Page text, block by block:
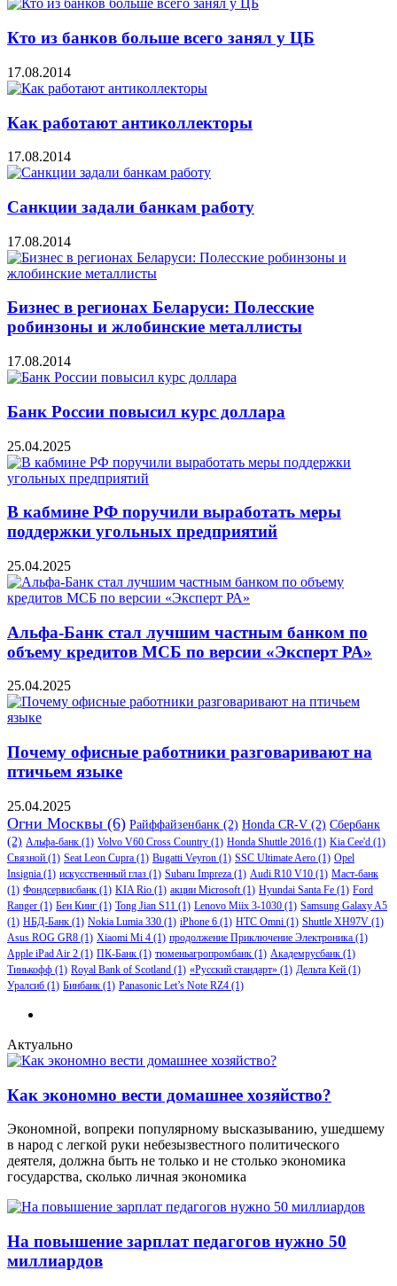
Кто из банков больше всего занял у ЦБ
17.08.2014
Как работают антиколлекторы
17.08.2014
Санкции задали банкам работу
17.08.2014
Бизнес в регионах Беларуси: Полесские
робинзоны и жлобинские металлисты
17.08.2014
Банк России повысил курс доллара
25.04.2025
В кабмине РФ поручили выработать меры
поддержки угольных предприятий
25.04.2025
Альфа-Банк стал лучшим частным банком по
объему кредитов МСБ по версии «Эксперт РА»
25.04.2025
Почему офисные работники разговаривают на
птичьем языке
25.04.2025
Огни Москвы (6) Райффайзенбанк (2) Honda CR-V (2) Сбербанк
(2) Альфа-банк (1) Volvo V60 Cross Country (1) Honda Shuttle 2016 (1) Kia Cee'd (1)
Связной (1) Seat Leon Cupra (1) Bugatti Veyron (1) SSC Ultimate Aero (1) Opel
Insignia (1) искусственный глаз (1) Subaru Impreza (1) Audi R10 V10 (1) Маст-банк
(1) Фондсервисбанк (1) KIA Rio (1) акции Microsoft(1) Hyundai Santa Fe (1) Ford
Ranger (1) Бен Кинг (1) Tong Jian S11 (1) Lenovo Miix 3-1030 (1) Samsung Galaxy A5
(1) НБД-Банк (1) Nokia Lumia 330 (1) iPhone 6 (1) HTC Omni (1) Shuttle XH97V (1)
Asus ROG GR8 (1) Xiaomi Mi 4 (1) продолжение Приключение Электроника (1)
Apple iPad Air 2 (1) ПК-Банк (1) тюменьагропромбанк (1) Академрусбанк (1)
Тинькофф (1) Royal Bank of Scotland (1) «Русский стандарт» (1) Дельта Кей (1)
Уралсиб (1) Бинбанк (1) Panasonic Let’s Note RZ4 (1)
Актуально
Как экономно вести домашнее хозяйство?
Экономной, вопреки популярному высказыванию, ушедшему
в народ с легкой руки небезызвестного политического
деятеля, должна быть не только и не столько экономика
государства, сколько личная экономика
На повышение зарплат педагогов нужно 50
миллиардов